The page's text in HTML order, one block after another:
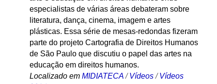
especialistas de várias áreas debateram sobre
literatura, dança, cinema, imagem e artes
plásticas. Essa série de mesas-redondas fizeram
parte do projeto Cartografia de Direitos Humanos
de São Paulo que discutiu o papel das artes na
educação em direitos humanos.
Localizado em MIDIATECA /Vídeos /Vídeos